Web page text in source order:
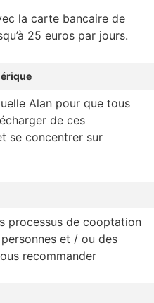
la carte bancaire de
25 euros par jours.
Alan pour que tous
de ces
se concentrer sur
processus de cooptation
et / ou des
recommander